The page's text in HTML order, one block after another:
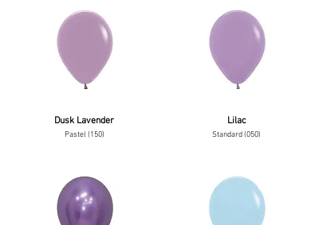
Dusk Lavender
Pastel (150)
Lilac
Standard (050)